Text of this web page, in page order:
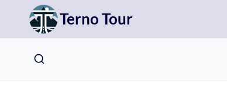
Přeskočit
obsah
Terno Tour